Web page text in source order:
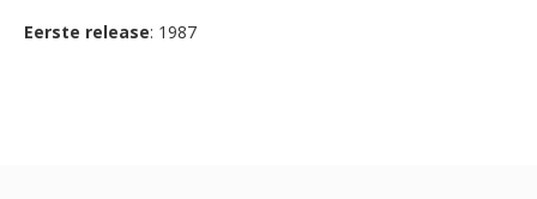
Eerste release: 1987